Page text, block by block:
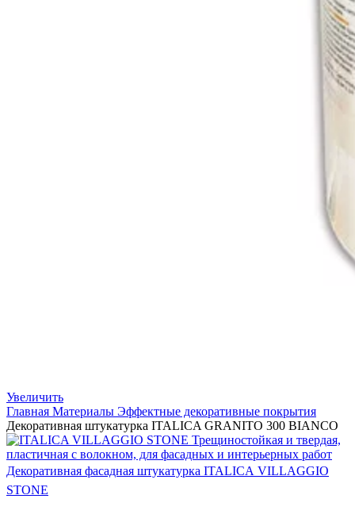
Увеличить
Главная Материалы Эффектные декоративные покрытия
Декоративная штукатурка ITALICA GRANITO 300 BIANCO
Декоративная фасадная штукатурка ITALICA VILLAGGIO
STONE